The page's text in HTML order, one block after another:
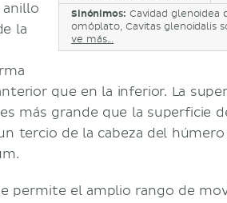
Sinónimos: Cavidad glenoidea
omóplato, Cavitas glenoidalis
ve más...
anillo
la
que en la inferior. La
más grande que la superficie
tercio de la cabeza del
permite el amplio rango de